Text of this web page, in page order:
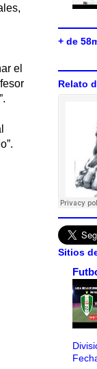
el
+ de
Relato
Sitios